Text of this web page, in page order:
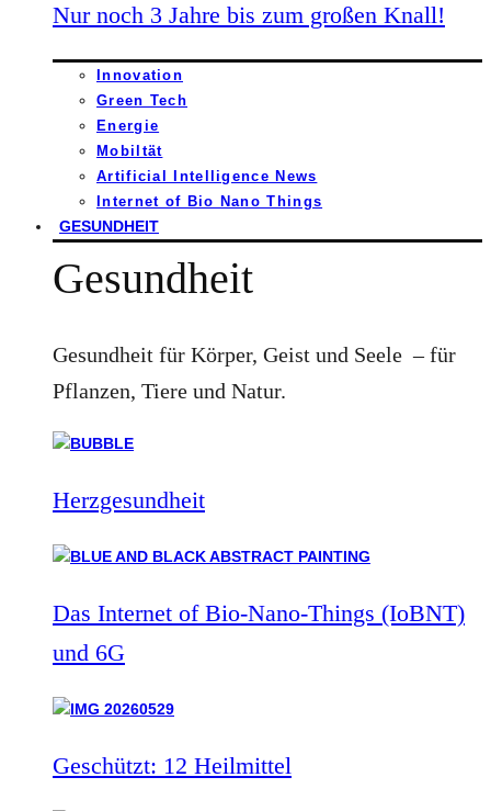
Nur noch 3 Jahre bis zum großen Knall!
Innovation
Green Tech
Energie
Mobiltät
Artificial Intelligence News
Internet of Bio Nano Things
GESUNDHEIT
Gesundheit
Gesundheit für Körper, Geist und Seele – für
Pflanzen, Tiere und Natur.
Herzgesundheit
Das Internet of Bio-Nano-Things (IoBNT)
und 6G
Geschützt: 12 Heilmittel